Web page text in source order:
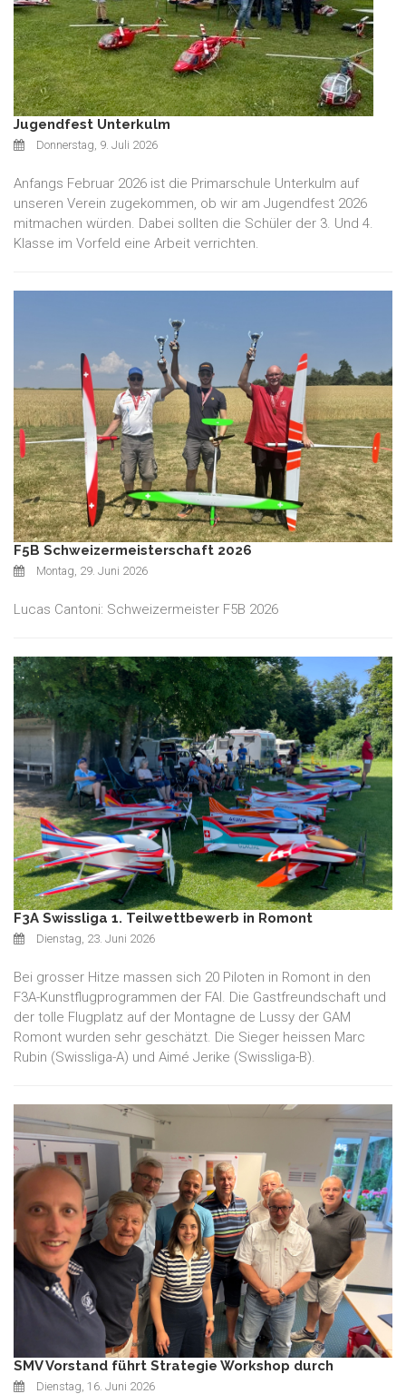
Jugendfest Unterkulm
Donnerstag, 9. Juli 2026
Anfangs Februar 2026 ist die Primarschule Unterkulm auf
unseren Verein zugekommen, ob wir am Jugendfest 2026
mitmachen würden. Dabei sollten die Schüler der 3. Und 4.
Klasse im Vorfeld eine Arbeit verrichten.
F5B Schweizermeisterschaft 2026
Montag, 29. Juni 2026
Lucas Cantoni: Schweizermeister F5B 2026
F3A Swissliga 1. Teilwettbewerb in Romont
Dienstag, 23. Juni 2026
Bei grosser Hitze massen sich 20 Piloten in Romont in den
F3A-Kunstflugprogrammen der FAI. Die Gastfreundschaft und
der tolle Flugplatz auf der Montagne de Lussy der GAM
Romont wurden sehr geschätzt. Die Sieger heissen Marc
Rubin (Swissliga-A) und Aimé Jerike (Swissliga-B).
SMV Vorstand führt Strategie Workshop durch
Dienstag, 16. Juni 2026